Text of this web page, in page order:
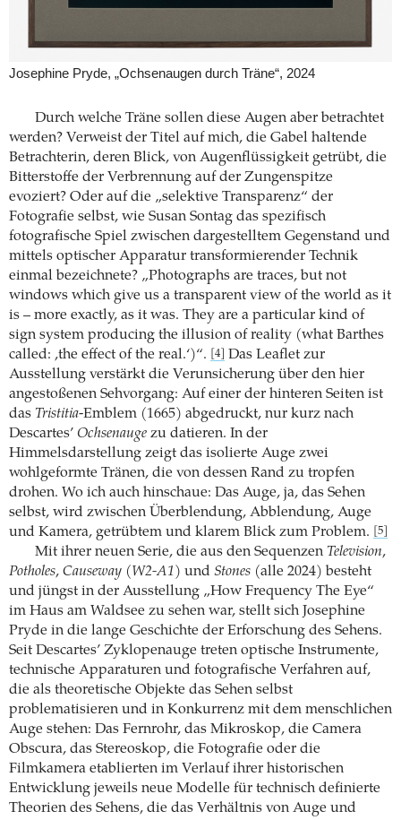
Josephine Pryde, „Ochsenaugen durch Träne“, 2024
Durch welche Träne sollen diese Augen aber betrachtet
werden? Verweist der Titel auf mich, die Gabel haltende
Betrachterin, deren Blick, von Augenflüssigkeit getrübt, die
Bitterstoffe der Verbrennung auf der Zungenspitze
evoziert? Oder auf die „selektive Transparenz“ der
Fotografie selbst, wie Susan Sontag das spezifisch
fotografische Spiel zwischen dargestelltem Gegenstand und
mittels optischer Apparatur transformierender Technik
einmal bezeichnete? „Photographs are traces, but not
windows which give us a transparent view of the world as it
is – more exactly, as it was. They are a particular kind of
sign system producing the illusion of reality (what Barthes
called: ,the effect of the real.‘)“.
[4]
Das Leaflet zur
Ausstellung verstärkt die Verunsicherung über den hier
angestoßenen Sehvorgang: Auf einer der hinteren Seiten ist
das Tristitia-Emblem (1665) abgedruckt, nur kurz nach
Descartes’ Ochsenauge zu datieren. In der
Himmelsdarstellung zeigt das isolierte Auge zwei
wohlgeformte Tränen, die von dessen Rand zu tropfen
drohen. Wo ich auch hinschaue: Das Auge, ja, das Sehen
selbst, wird zwischen Überblendung, Abblendung, Auge
und Kamera, getrübtem und klarem Blick zum Problem.
[5]
Mit ihrer neuen Serie, die aus den Sequenzen Television,
Potholes, Causeway (W2-A1) und Stones (alle 2024) besteht
und jüngst in der Ausstellung „How Frequency The Eye“
im Haus am Waldsee zu sehen war, stellt sich Josephine
Pryde in die lange Geschichte der Erforschung des Sehens.
Seit Descartes’ Zyklopenauge treten optische Instrumente,
technische Apparaturen und fotografische Verfahren auf,
die als theoretische Objekte das Sehen selbst
problematisieren und in Konkurrenz mit dem menschlichen
Auge stehen: Das Fernrohr, das Mikroskop, die Camera
Obscura, das Stereoskop, die Fotografie oder die
Filmkamera etablierten im Verlauf ihrer historischen
Entwicklung jeweils neue Modelle für technisch definierte
Theorien des Sehens, die das Verhältnis von Auge und